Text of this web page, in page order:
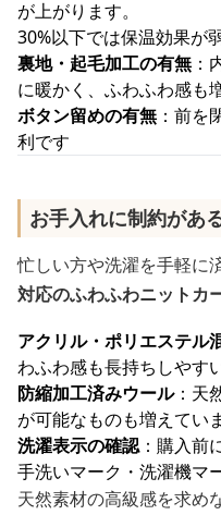
が上がります。
30%以下では保温効果が
裏地・起毛加工の有無 ：
に暖かく、ふわふわ感も
ボタン留めの有無 ：前を
利です
お手入れに制約があ
忙しい方や洗濯を手軽に
対応のふわふわニットカ
アクリル・ポリエステル
わふわ感も長持ちしやす
防縮加工済みウール：天
が可能なものも増えてい
洗濯表示の確認：購入前
手洗いマーク・洗濯機マ
天然素材の高級感を求め